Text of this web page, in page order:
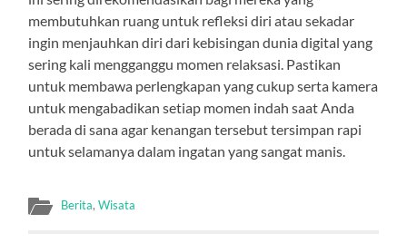
membutuhkan ruang untuk refleksi diri atau sekadar
ingin menjauhkan diri dari kebisingan dunia digital yang
sering kali mengganggu momen relaksasi. Pastikan
untuk membawa perlengkapan yang cukup serta kamera
untuk mengabadikan setiap momen indah saat Anda
berada di sana agar kenangan tersebut tersimpan rapi
untuk selamanya dalam ingatan yang sangat manis.
Berita,Wisata